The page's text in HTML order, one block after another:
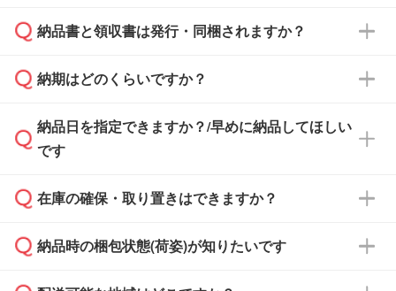
基本的には先入金をお願いしておりますが、自
どの場合は、月末締め翌月末払いに対応可能で
また、卒業・卒園記念品で対策委員会や個人様
校や幼稚園・保育園であれば、同様の条件でご
ご希望の際は担当スタッフまでお気軽にご相談
ください。
納品書と領収書は発行・同梱されますか？
納品書・領収書は ご依頼をいただいた場合の
ず、通常はPDFデータをメール添付でお送りし
ます。
たは注文フォームの『ご注文に関する備考欄』
納期はどのくらいですか？
・印刷する場合(500個程度)
ご入金、イメージ画像の校了から約2週間～2
ご入金確認後、1～2営業日で出荷いたしま
納品日を指定できますか？/早めに納品してほしい
です
ご希望の納期がある場合は、お問い合わせ・お
い。
在庫の確保・取り置きはできますか？
ご入金確認後に在庫を確保し、注文確定のご連
納品時の梱包状態(荷姿)が知りたいです